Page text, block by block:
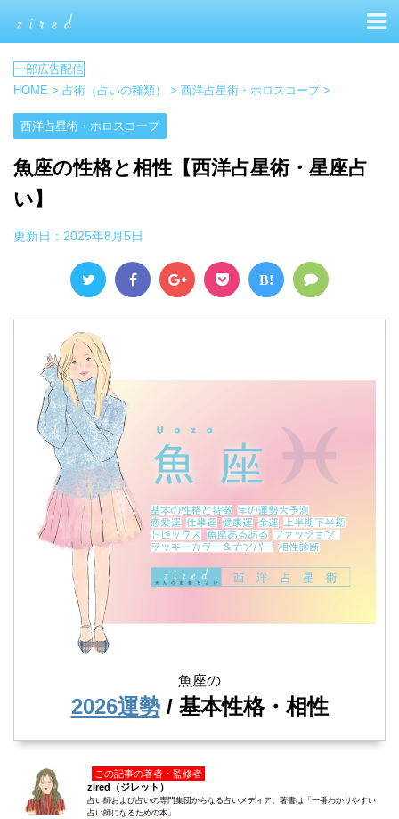
HOME > 占術（占いの種類） > 西洋占星術・ホロスコープ >
西洋占星術・ホロスコープ
魚座の性格と相性【西洋占星術・星座占
い】
更新日： 2025年8月5日
B!
魚座の
2026運勢/ 基本性格・相性
この記事の著者・監修者
zired（ジレット）
占い師および占いの専門集団からなる占いメディア。著書は「一番わかりやすい
占い師になるための本」